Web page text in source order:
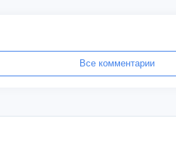
Все комментарии